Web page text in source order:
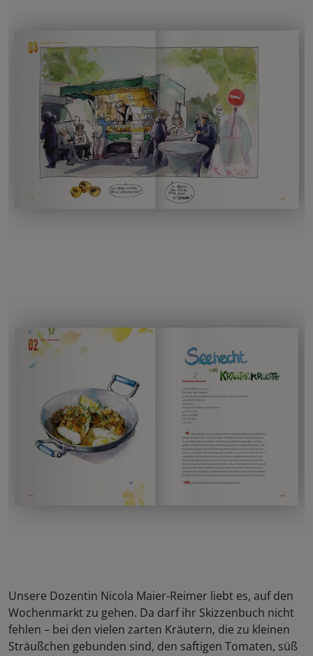
Unsere Dozentin Nicola Maier-Reimer liebt es, auf den
Wochenmarkt zu gehen. Da darf ihr Skizzenbuch nicht
fehlen – bei den vielen zarten Kräutern, die zu kleinen
Sträußchen gebunden sind, den saftigen Tomaten, süß